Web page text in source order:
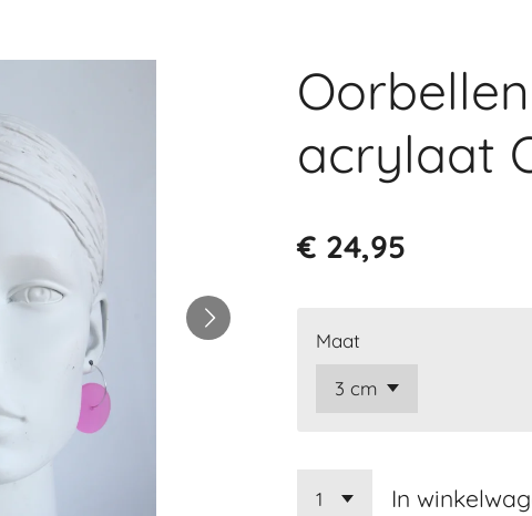
acrylaat
€ 24,95
Maat
In